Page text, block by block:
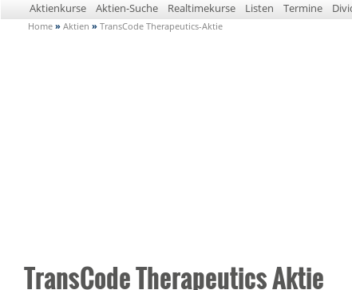
Aktienkurse
Aktien-Suche Realtimekurse Listen Termine
Home » Aktien » TransCode Therapeutics-Aktie
TransCode Therapeutics Aktie